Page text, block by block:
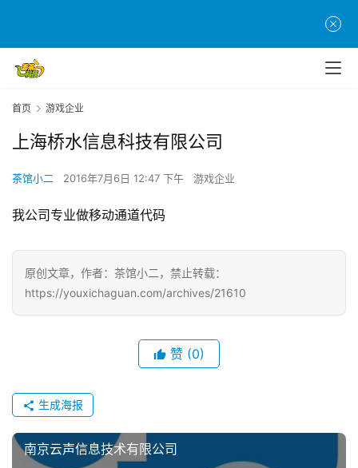
游
茶
创
游
业
界
手
机
游
游
戏
休
首页 游戏企业
上海桥水信息科技有限公司
茶馆小二 2016年7月6日 12:47 下午 游戏企业
我公司专业做移动通道代码
原创文章，作者：茶馆小二，禁止转载：
https://youxichaguan.com/archives/21610
赞 (0)
生成海报
南京云声信息技术有限公司